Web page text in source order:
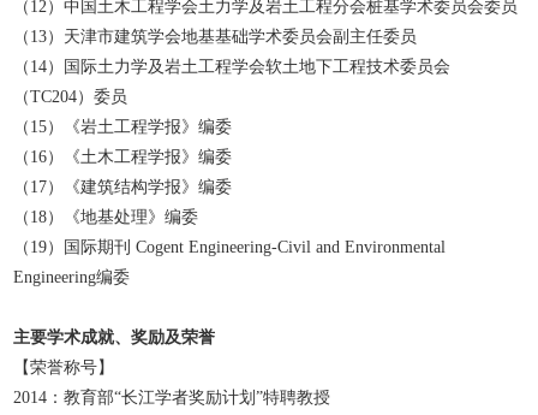
（12）中国土木工程学会土力学及岩土工程分会桩基学术委员会委员
（13）天津市建筑学会地基基础学术委员会副主任委员
（14）国际土力学及岩土工程学会软土地下工程技术委员会
（TC204）委员
（15）《岩土工程学报》编委
（16）《土木工程学报》编委
（17）《建筑结构学报》编委
（18）《地基处理》编委
（19）国际期刊 Cogent Engineering-Civil and Environmental
Engineering编委
主要学术成就、奖励及荣誉
【荣誉称号】
2014：教育部“长江学者奖励计划”特聘教授